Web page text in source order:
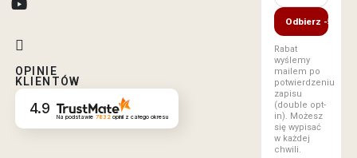
OPINIE
KLIENTÓW
4.9 Na podstawie 7832opinii z całego okresu
Odbierz -5%
Rabat
wyślemy
mailem po
potwierdzeniu
zapisu
(double opt-
in). Możesz
się wypisać
w każdej
chwili.